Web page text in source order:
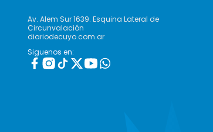
Av. Alem Sur 1639. Esquina Lateral de
Circunvalación
diariodecuyo.com.ar
Siguenos en: